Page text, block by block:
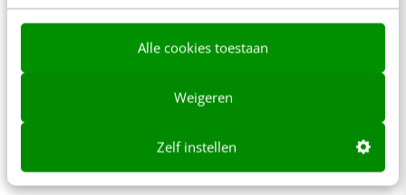
Alle cookies toestaan
Weigeren
Zelf instellen
Whitepapers
Blog
Klantcontact & CX